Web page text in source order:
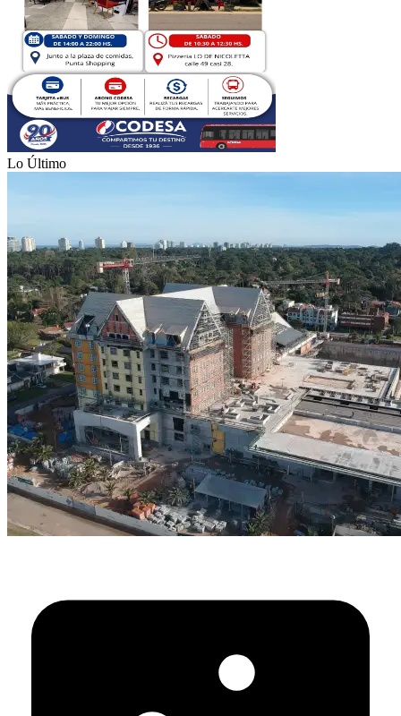
Lo Último